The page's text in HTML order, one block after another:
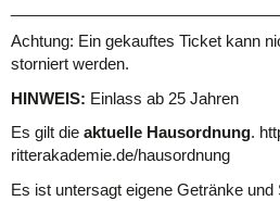
Achtung: Ein gekauftes Ticket kann
storniert werden.
HINWEIS: Einlass ab 25 Jahren
Es gilt die aktuelle Hausordnung.
ritterakademie.de/hausordnung
Es ist untersagt eigene Getränke